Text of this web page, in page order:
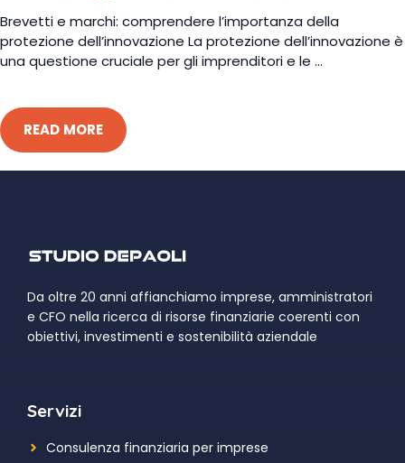
Brevetti e marchi: comprendere l’importanza della
protezione dell’innovazione La protezione dell’innovazione è
una questione cruciale per gli imprenditori e le ...
READ MORE
Da oltre 20 anni affianchiamo imprese, amministratori
e CFO nella ricerca di risorse finanziarie coerenti con
obiettivi, investimenti e sostenibilità aziendale
Servizi
Consulenza finanziaria per imprese